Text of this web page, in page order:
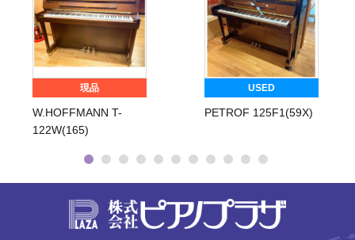
現品
W.HOFFMANN T-
122W(165)
USED
PETROF 125F1(59X)